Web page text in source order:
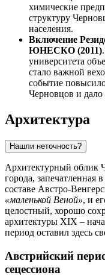
химические
структуру
населения.
Включение
ЮНЕСКО (2011)
университета
стало важной
событие
Черновцов и
Архитектура
Нашли неточность?
Архитектурный облик
города, запечатленная
составе Австро-
«маленькой Веной», и
целостный, хорошо
архитектуры XIX –
период оставил здесь
Австрийский
сецессиона